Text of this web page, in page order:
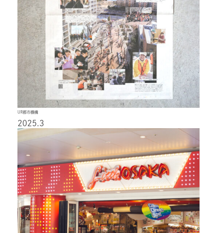
UR都市機構
2025.3